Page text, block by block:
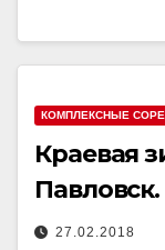
КОМПЛЕКСНЫЕ
Краевая
Павловск.
27.02.2018